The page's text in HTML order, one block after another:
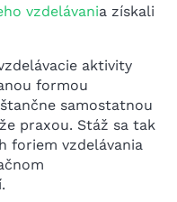
vzdelávania získali
aktivity
formou
samostatnou
praxou. Stáž sa tak
foriem vzdelávania